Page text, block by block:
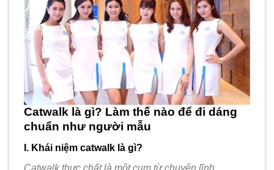
Catwalk là gì? Làm thế nào để đi dáng
chuẩn như người mẫu
I. Khái niệm catwalk là gì?
Catwalk thực chất là một cụm từ chuyên lĩnh